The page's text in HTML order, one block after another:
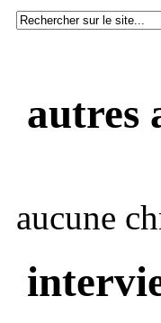
autres
aucune